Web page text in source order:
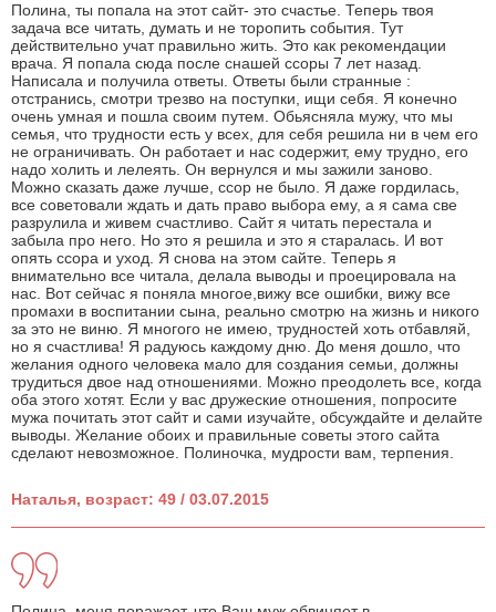
Полина, ты попала на этот сайт- это счастье. Теперь твоя
задача все читать, думать и не торопить события. Тут
действительно учат правильно жить. Это как рекомендации
врача. Я попала сюда после снашей ссоры 7 лет назад.
Написала и получила ответы. Ответы были странные :
отстранись, смотри трезво на поступки, ищи себя. Я конечно
очень умная и пошла своим путем. Обьясняла мужу, что мы
семья, что трудности есть у всех, для себя решила ни в чем его
не ограничивать. Он работает и нас содержит, ему трудно, его
надо холить и лелеять. Он вернулся и мы зажили заново.
Можно сказать даже лучше, ссор не было. Я даже гордилась,
все советовали ждать и дать право выбора ему, а я сама све
разрулила и живем счастливо. Сайт я читать перестала и
забыла про него. Но это я решила и это я старалась. И вот
опять ссора и уход. Я снова на этом сайте. Теперь я
внимательно все читала, делала выводы и проецировала на
нас. Вот сейчас я поняла многое,вижу все ошибки, вижу все
промахи в воспитании сына, реально смотрю на жизнь и никого
за это не виню. Я многого не имею, трудностей хоть отбавляй,
но я счастлива! Я радуюсь каждому дню. До меня дошло, что
желания одного человека мало для создания семьи, должны
трудиться двое над отношениями. Можно преодолеть все, когда
оба этого хотят. Если у вас дружеские отношения, попросите
мужа почитать этот сайт и сами изучайте, обсуждайте и делайте
выводы. Желание обоих и правильные советы этого сайта
сделают невозможное. Полиночка, мудрости вам, терпения.
Наталья, возраст: 49 / 03.07.2015